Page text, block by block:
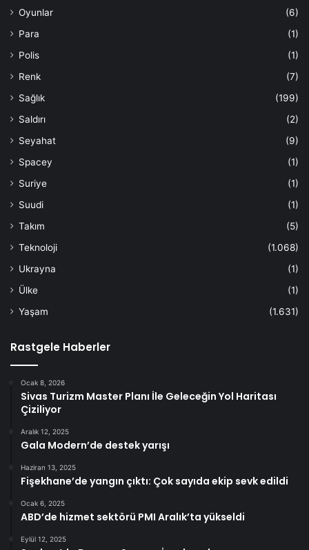
Oyunlar
(6)
Para
(1)
Polis
(1)
Renk
(7)
Sağlık
(199)
Saldırı
(2)
Seyahat
(9)
Spacey
(1)
Suriye
(1)
Suudi
(1)
Takım
(5)
Teknoloji
(1.068)
Ukrayna
(1)
Ülke
(1)
Yaşam
(1.631)
Rastgele Haberler
Ocak 8, 2026
Sivas Turizm Master Planı İle Geleceğin Yol Haritası
Çiziliyor
Aralık 12, 2025
Gala Modern’de destek yarışı
Haziran 13, 2025
Fişekhane’de yangın çıktı: Çok sayıda ekip sevk edildi
Ocak 6, 2025
ABD’de hizmet sektörü PMI Aralık’ta yükseldi
Eylül 12, 2025